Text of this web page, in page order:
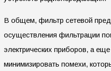
В общем, фильтр сетевой
осуществления фильтрации
электрических приборов, а
минимизировать помехи,